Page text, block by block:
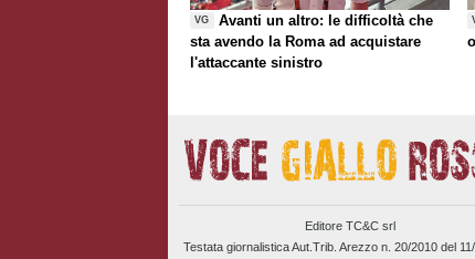
VG
Avanti un altro: le difficoltà che
sta avendo la Roma ad acquistare
l'attaccante sinistro
Editore TC&C srl
Testata giornalistica Aut.Trib. Arezzo n. 20/2010 del